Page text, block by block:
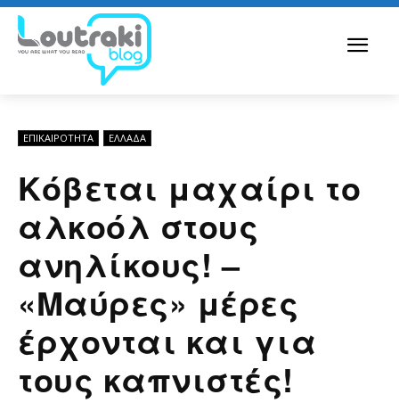
ΕΠΙΚΑΙΡΟΤΗΤΑ ΕΛΛΆΔΑ
Κόβεται μαχαίρι το
αλκοόλ στους
ανηλίκους! –
«Μαύρες» μέρες
έρχονται και για
τους καπνιστές!